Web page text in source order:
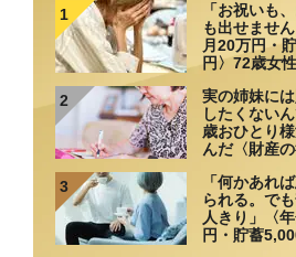
1
「お祝いも
も出せませ
月20万円・
円〉72歳女
と
2
実の姉妹に
したくない
歳おひとり
んだ〈財産
3
「何かあれ
られる。で
人きり」〈
円・貯蓄